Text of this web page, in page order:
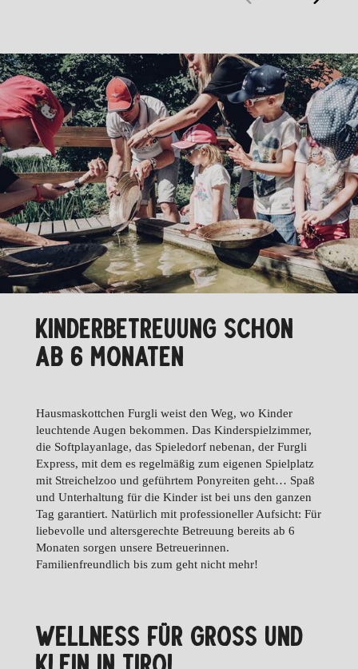
KINDERBETREUUNG SCHON
AB 6 MONATEN
Hausmaskottchen Furgli weist den Weg, wo Kinder
leuchtende Augen bekommen. Das Kinderspielzimmer,
die Softplayanlage, das Spieledorf nebenan, der Furgli
Express, mit dem es regelmäßig zum eigenen Spielplatz
mit Streichelzoo und geführtem Ponyreiten geht… Spaß
und Unterhaltung für die Kinder ist bei uns den ganzen
Tag garantiert. Natürlich mit professioneller Aufsicht: Für
liebevolle und altersgerechte Betreuung bereits ab 6
Monaten sorgen unsere Betreuerinnen.
Familienfreundlich bis zum geht nicht mehr!
WELLNESS FÜR GROSS UND K